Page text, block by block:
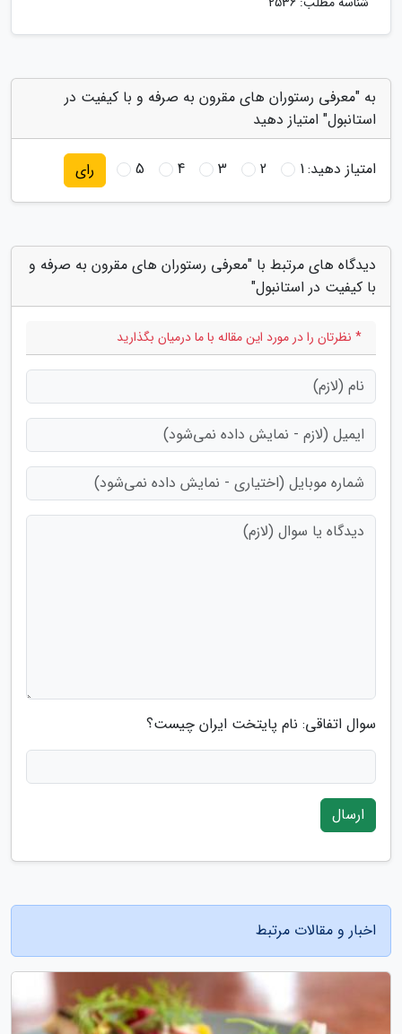
به "معرفی رستوران های مقرون به صرفه و با کیفیت در
استانبول" امتیاز دهید
امتیاز دهید:1
2
3
4
5 رای
دیدگاه های مرتبط با "معرفی رستوران های مقرون به صرفه و
با کیفیت در استانبول"
* نظرتان را در مورد این مقاله با ما درمیان بگذارید
سوال اتفاقی: نام پایتخت ایران چیست؟
ارسال
اخبار و مقالات مرتبط